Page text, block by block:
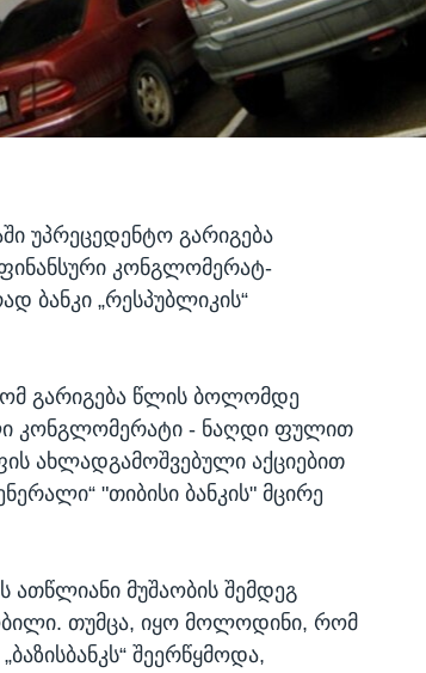
უპრეცედენტო გარიგება
კონგლომერატ-
ბანკი „რესპუბლიკის“
გარიგება წლის ბოლომდე
კონგლომერატი - ნაღდი ფულით
ახლადგამოშვებული აქციებით
"თიბისი ბანკის" მცირე
ათწლიანი მუშაობის შემდეგ
თუმცა, იყო მოლოდინი, რომ
შეერწყმოდა,